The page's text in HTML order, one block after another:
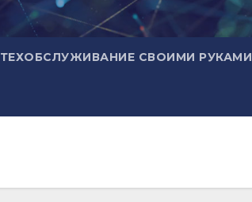
ТЕХОБСЛУЖИВАНИЕ СВОИМИ РУКАМИ